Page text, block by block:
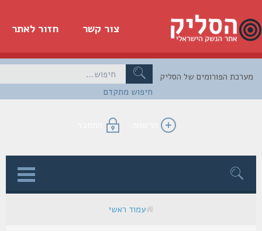
חזור לאתר צור קשר
חיפוש מתקדם
הפורומים של הסליק
הרשמה התחבר
עמוד ראשי